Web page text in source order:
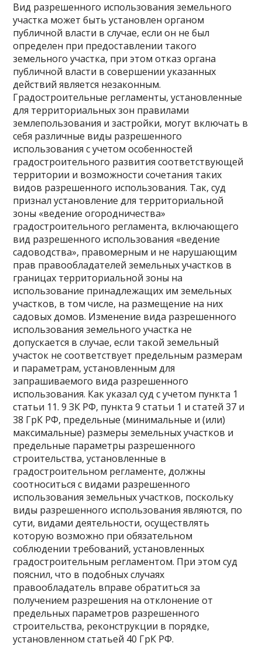
Вид разрешенного использования земельного
участка может быть установлен органом
публичной власти в случае, если он не был
определен при предоставлении такого
земельного участка, при этом отказ органа
публичной власти в совершении указанных
действий является незаконным.
Градостроительные регламенты, установленные
для территориальных зон правилами
землепользования и застройки, могут включать в
себя различные виды разрешенного
использования с учетом особенностей
градостроительного развития соответствующей
территории и возможности сочетания таких
видов разрешенного использования. Так, суд
признал установление для территориальной
зоны «ведение огородничества»
градостроительного регламента, включающего
вид разрешенного использования «ведение
садоводства», правомерным и не нарушающим
прав правообладателей земельных участков в
границах территориальной зоны на
использование принадлежащих им земельных
участков, в том числе, на размещение на них
садовых домов. Изменение вида разрешенного
использования земельного участка не
допускается в случае, если такой земельный
участок не соответствует предельным размерам
и параметрам, установленным для
запрашиваемого вида разрешенного
использования. Как указал суд с учетом пункта 1
статьи 11. 9 ЗК РФ, пункта 9 статьи 1 и статей 37 и
38 ГрК РФ, предельные (минимальные и (или)
максимальные) размеры земельных участков и
предельные параметры разрешенного
строительства, установленные в
градостроительном регламенте, должны
соотноситься с видами разрешенного
использования земельных участков, поскольку
виды разрешенного использования являются, по
сути, видами деятельности, осуществлять
которую возможно при обязательном
соблюдении требований, установленных
градостроительным регламентом. При этом суд
пояснил, что в подобных случаях
правообладатель вправе обратиться за
получением разрешения на отклонение от
предельных параметров разрешенного
строительства, реконструкции в порядке,
установленном статьей 40 ГрК РФ.